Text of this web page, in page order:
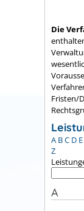
Die
Fristen/
A BC D E
Z
A